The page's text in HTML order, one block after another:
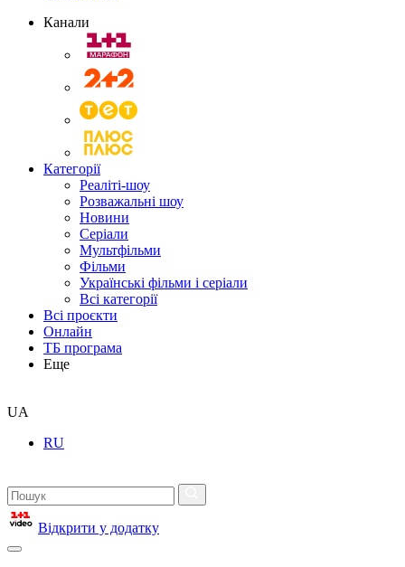
Канали
Категорії
Реаліті-шоу
Розважальні шоу
Новини
Серіали
Мультфільми
Фільми
Українські фільми і серіали
Всі категорії
Всі проєкти
Онлайн
ТБ програма
Еще
UA
RU
Відкрити у додатку